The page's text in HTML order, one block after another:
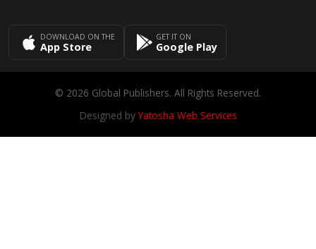
DOWNLOAD ON THE
App Store
GET IT ON
Google Play
© 2026 Global Publishers. All Rights Reserved.
Designed byYatosha Web Services